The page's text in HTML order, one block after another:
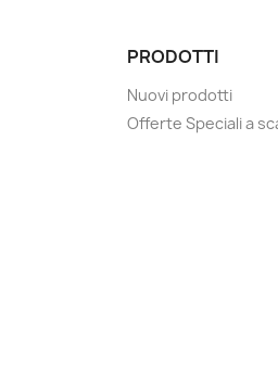
PRODOTTI
Nuovi prodotti
Offerte Speciali a